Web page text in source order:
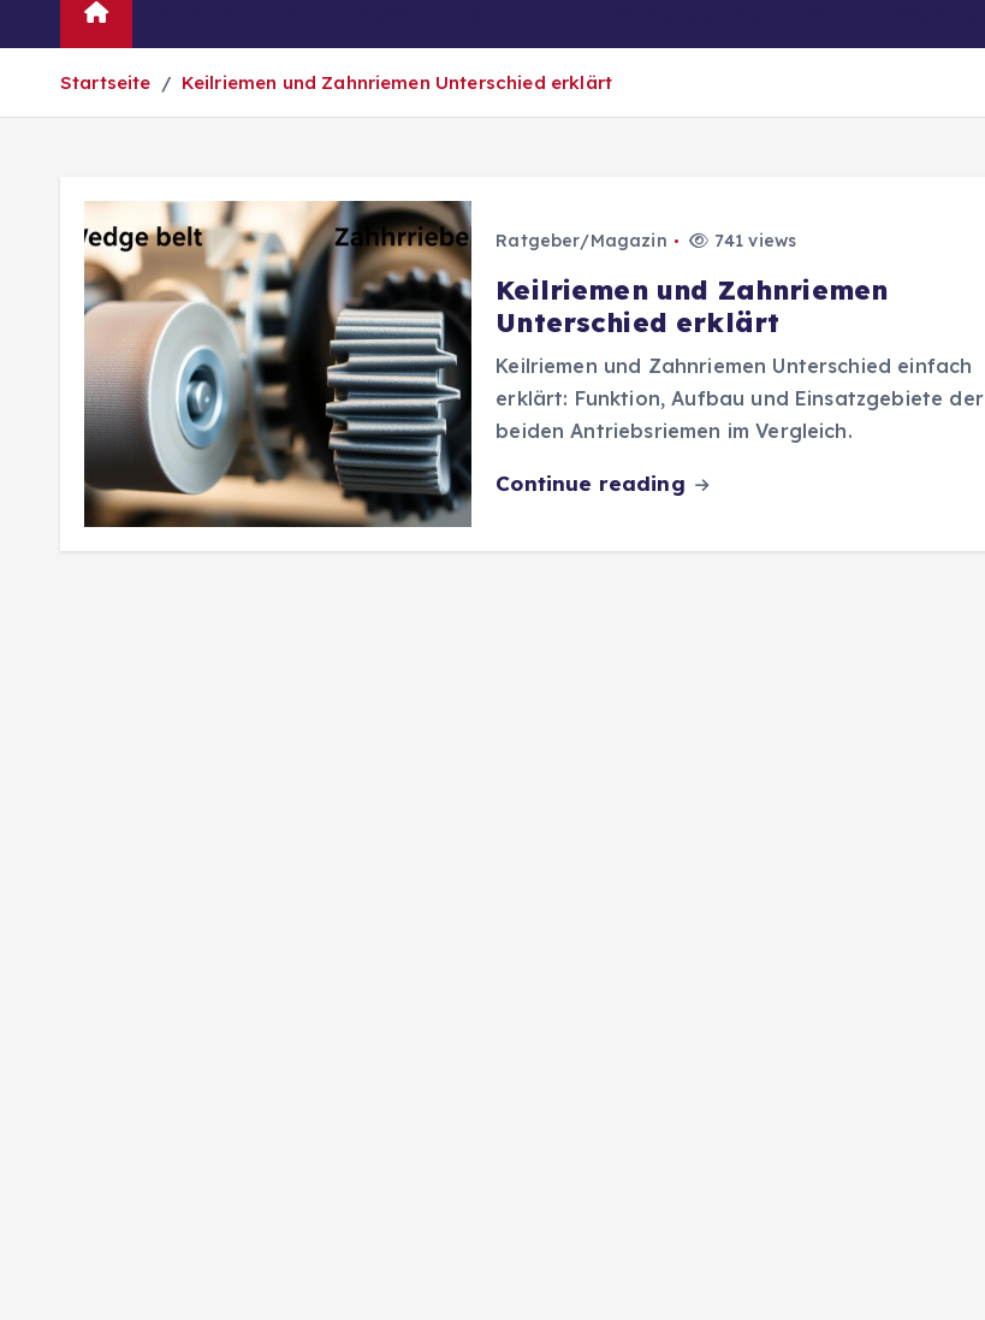
Startseite Keilriemen und Zahnriemen Unterschied erklärt
Ratgeber/Magazin 741 views
Keilriemen und Zahnriemen
Unterschied erklärt
Keilriemen und Zahnriemen Unterschied einfach
erklärt: Funktion, Aufbau und Einsatzgebiete der
beiden Antriebsriemen im Vergleich.
Continue reading